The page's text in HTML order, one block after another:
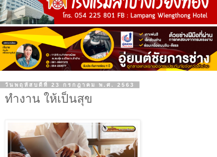
วันพฤหัสบดีที่ 23 กรกฎาคม พ.ศ. 2563
ทำงาน ให้เป็นสุข